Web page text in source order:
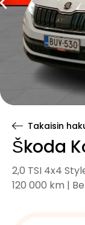
Takaisin
Škoda
2,0 TSI 4x4
120 000 km |